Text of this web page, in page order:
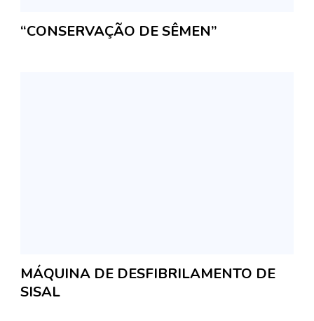
“CONSERVAÇÃO DE SÊMEN”
MÁQUINA DE DESFIBRILAMENTO DE
SISAL